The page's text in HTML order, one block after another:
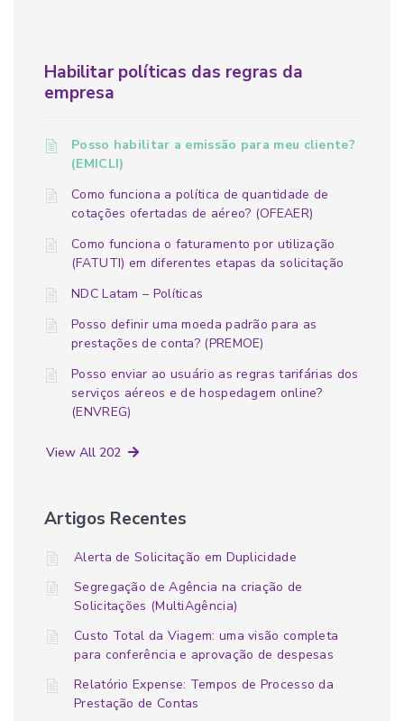
Habilitar políticas das regras da
empresa
Posso habilitar a emissão para meu cliente?
(EMICLI)
Como funciona a política de quantidade de
cotações ofertadas de aéreo? (OFEAER)
Como funciona o faturamento por utilização
(FATUTI) em diferentes etapas da solicitação
NDC Latam – Políticas
Posso definir uma moeda padrão para as
prestações de conta? (PREMOE)
Posso enviar ao usuário as regras tarifárias dos
serviços aéreos e de hospedagem online?
(ENVREG)
View All 202
Artigos Recentes
Alerta de Solicitação em Duplicidade
Segregação de Agência na criação de
Solicitações (MultiAgência)
Custo Total da Viagem: uma visão completa
para conferência e aprovação de despesas
Relatório Expense: Tempos de Processo da
Prestação de Contas